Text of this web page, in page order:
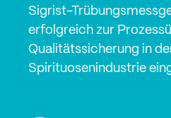
Sigrist-
erfolgreich zur
Qualitätssicherung in
Spirituosenindustrie